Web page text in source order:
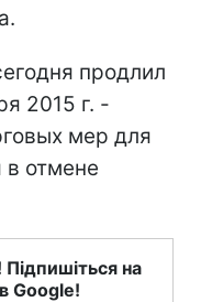
продлил
2015 г. -
мер для
отмене
на
Google!